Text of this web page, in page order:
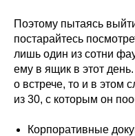
Поэтому пытаясь
постарайтесь
лишь один из сотни
ему в ящик в этот
о встрече, то и в этом
из 30, с которым он
Корпоративные